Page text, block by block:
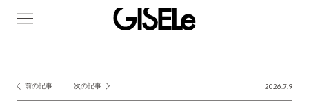
投前の記事 次の記事 2026.7.9